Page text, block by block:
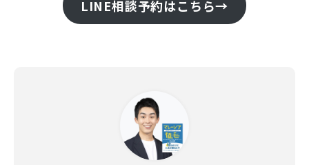
LINE相談予約はこちら→